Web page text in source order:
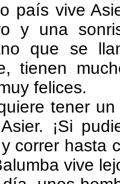
país vive
y una
que se
tienen
felices.
tener
¡Si
correr hasta
vive